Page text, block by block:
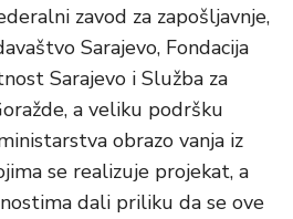
zavod za zapošljavnje,
Sarajevo, Fondacija
Sarajevo i Služba za
a veliku podršku
obrazo vanja iz
se realizuje projekat, a
dali priliku da se ove